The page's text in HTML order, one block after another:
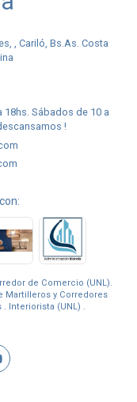
, Cariló, Bs.As. Costa
18hs. Sábados de 10 a
!
de Comercio (UNL).
Martilleros y Corredores
Interiorista (UNL) .